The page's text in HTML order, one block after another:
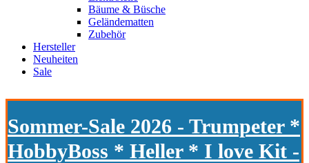
Bäume & Büsche
Geländematten
Zubehör
Hersteller
Neuheiten
Sale
Sommer-Sale 2026 - Trumpeter *
HobbyBoss * Heller * I love Kit -